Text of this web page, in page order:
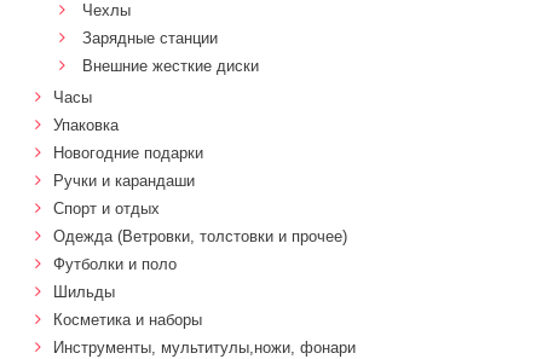
Чехлы
Зарядные станции
Внешние жесткие диски
Часы
Упаковка
Новогодние подарки
Ручки и карандаши
Спорт и отдых
Одежда (Ветровки, толстовки и прочее)
Футболки и поло
Шильды
Косметика и наборы
Инструменты, мультитулы,ножи, фонари